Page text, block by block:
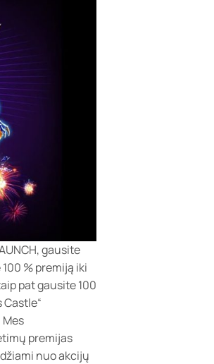
gausite
% premiją iki
pat gausite 100
premijas
nuo akcijų